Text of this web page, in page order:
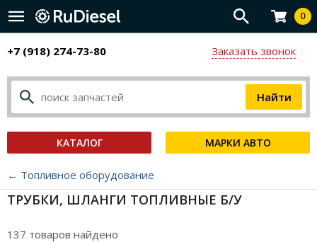
0
+7 (918) 274-73-80 Заказать звонок
КАТАЛОГ МАРКИ АВТО
← Топливное оборудование
ТРУБКИ, ШЛАНГИ ТОПЛИВНЫЕ Б/У
137 товаров найдено